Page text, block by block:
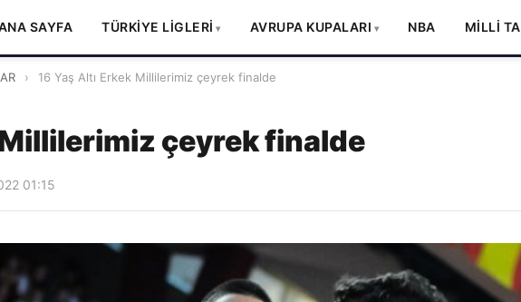
SAYFA TÜRKİYE LİGLERİ AVRUPA KUPALARI NBA MİLLİ
› 16 Yaş Altı Erkek Millilerimiz çeyrek finalde
Millilerimiz çeyrek finalde
01:15